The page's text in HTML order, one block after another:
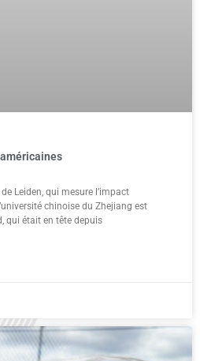
Leiden, qui mesure l’impact
chinoise du Zhejiang est
qui était en tête depuis